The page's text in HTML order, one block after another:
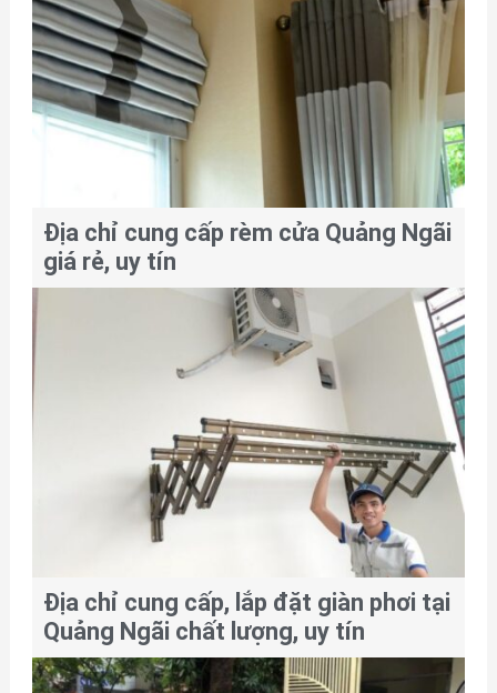
Địa chỉ cung cấp rèm cửa Quảng Ngãi
giá rẻ, uy tín
Địa chỉ cung cấp, lắp đặt giàn phơi tại
Quảng Ngãi chất lượng, uy tín